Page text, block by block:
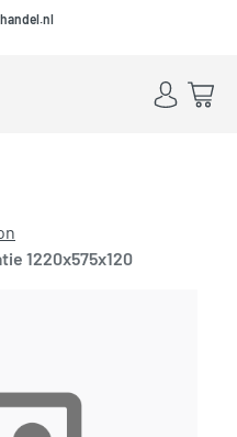
to main content
to footer
Account
1220x575x120